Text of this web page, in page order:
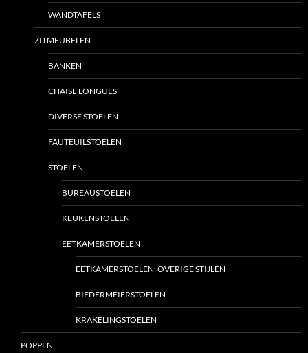
WANDTAFELS
ZITMEUBELEN
BANKEN
CHAISE LONGUES
DIVERSE STOELEN
FAUTEUILSTOELEN
STOELEN
BUREAUSTOELEN
KEUKENSTOELEN
EETKAMERSTOELEN
EETKAMERSTOELEN; OVERIGE STIJLEN
BIEDERMEIERSTOELEN
KRAKELINGSTOELEN
POPPEN